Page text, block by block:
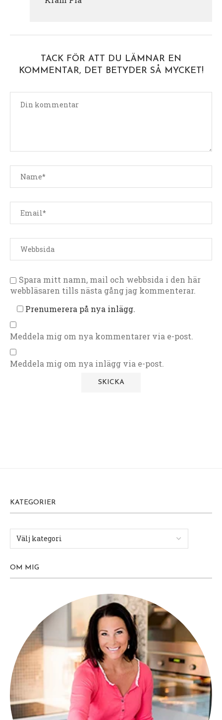
TACK FÖR ATT DU LÄMNAR EN
KOMMENTAR, DET BETYDER SÅ MYCKET!
Spara mitt namn, mail och webbsida i den här
webbläsaren tills nästa gång jag kommenterar.
Prenumerera på nya inlägg.
Meddela mig om nya kommentarer via e-post.
Meddela mig om nya inlägg via e-post.
KATEGORIER
OM MIG